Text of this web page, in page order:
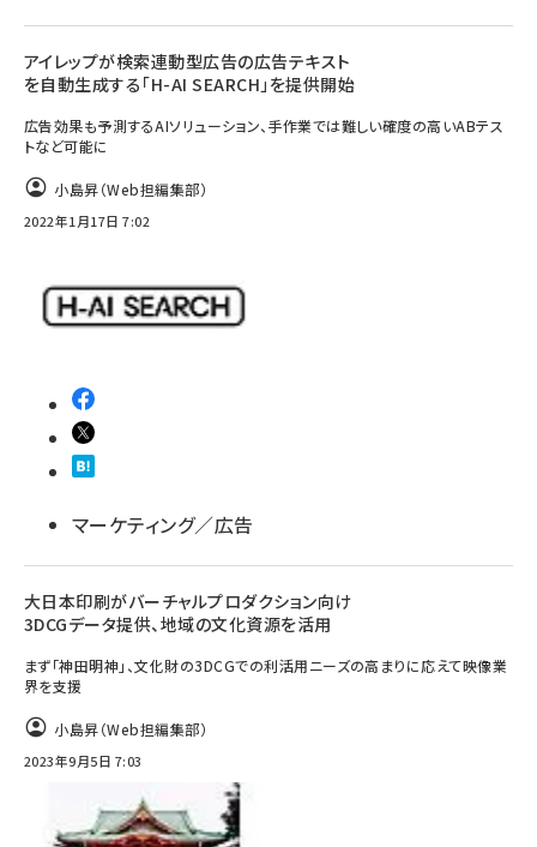
アイレップが検索連動型広告の広告テキスト
を自動生成する「H-AI SEARCH」を提供開始
広告効果も予測するAIソリューション、手作業では難しい確度の高いABテス
トなど可能に
小島昇（Web担編集部）
2022年1月17日 7:02
マーケティング／広告
大日本印刷がバーチャルプロダクション向け
3DCGデータ提供、地域の文化資源を活用
まず「神田明神」、文化財の3DCGでの利活用ニーズの高まりに応えて映像業
界を支援
小島昇（Web担編集部）
2023年9月5日 7:03